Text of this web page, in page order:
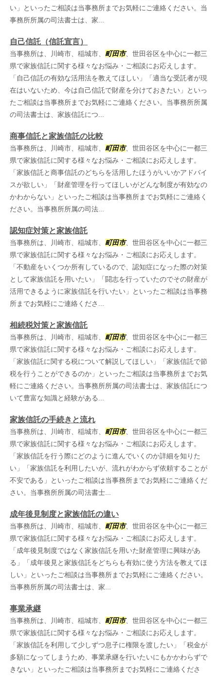
い」といったご相談は当事務所までお気軽にご連絡ください。当
事務所所属の司法書士は、家...
自己信託（信託宣言）
当事務所は、川崎市、稲城市、 町田市、世田谷区を中心に一都三
県で家族信託に関する様々なお悩み・ご相談にお応えします。
「自己信託の有効な活用法を教えてほしい」「適当な受託者が現
在はいないため、今は自己信託で財産を分けておきたい」といっ
たご相談は当事務所までお気軽にご連絡ください。当事務所所属
の司法書士は、家族信託につ...
商事信託と家族信託の比較
当事務所は、川崎市、稲城市、 町田市、世田谷区を中心に一都三
県で家族信託に関する様々なお悩み・ご相談にお応えします。
「家族信託と商事信託のどちらを活用したほうがいいかアドバイ
スが欲しい」「財産管理を行ってほしいがどんな制度が有効なの
かわからない」といったご相談は当事務所までお気軽にご連絡く
ださい。当事務所所属の司法...
認知症対策と家族信託
当事務所は、川崎市、稲城市、 町田市、世田谷区を中心に一都三
県で家族信託に関する様々なお悩み・ご相談にお応えします。
「不動産をいくつか所有しているので、認知症になった際の対策
として家族信託を用いたい」「闘志を行っていたのでその財産が
活用できるように家族信託を行いたい」といったご相談は当事務
所までお気軽にご連絡くださ...
相続税対策と家族信託
当事務所は、川崎市、稲城市、 町田市、世田谷区を中心に一都三
県で家族信託に関する様々なお悩み・ご相談にお応えします。
「家族信託に関する税について解説してほしい」「家族信託で節
税を行うことができるのか」といったご相談は当事務所までお気
軽にご連絡ください。当事務所所属の司法書士は、家族信託につ
いて豊富な知識と経験がある...
家族信託の手続きと流れ
当事務所は、川崎市、稲城市、 町田市、世田谷区を中心に一都三
県で家族信託に関する様々なお悩み・ご相談にお応えします。
「家族信託を行う際にどのように進んでいくのか詳細を知りた
い」「家族信託を利用したいが、流れがわからず依頼することが
不安である」といったご相談は当事務所までお気軽にご連絡くだ
さい。当事務所所属の司法書士...
成年後見制度と家族信託の違い
当事務所は、川崎市、稲城市、 町田市、世田谷区を中心に一都三
県で家族信託に関する様々なお悩み・ご相談にお応えします。
「成年後見制度ではなく家族信託を用いた財産管理に興味があ
る」「成年後見と家族信託をどちらも有効に使う方法を教えてほ
しい」といったご相談は当事務所までお気軽にご連絡ください。
当事務所所属の司法書士は、家...
事業承継
当事務所は、川崎市、稲城市、 町田市、世田谷区を中心に一都三
県で家族信託に関する様々なお悩み・ご相談にお応えします。
「家族信託を利用して少しずつ息子に権限を渡したい」「税金が
多額になってしまうため、事業承継を行いたいにもかかわらずで
きない」といったご相談は当事務所までお気軽にご連絡くださ